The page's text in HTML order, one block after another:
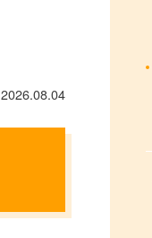
2026.08.04